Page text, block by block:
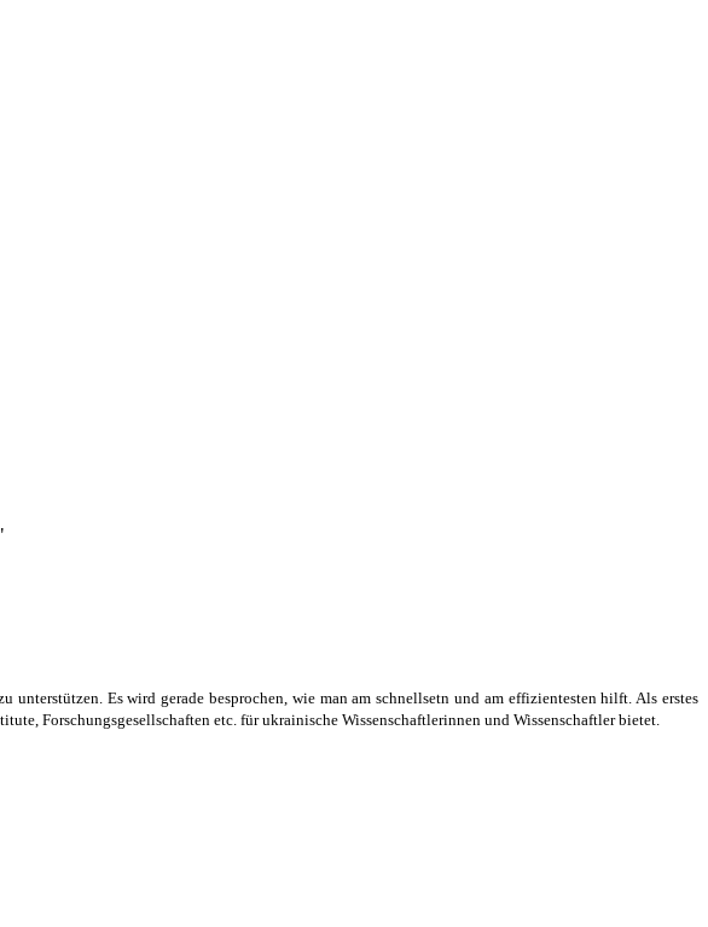
Es wird gerade besprochen, wie man am schnellsetn und am effizientesten hilft. Als erstes
Forschungsgesellschaften etc. für ukrainische Wissenschaftlerinnen und Wissenschaftler bietet.